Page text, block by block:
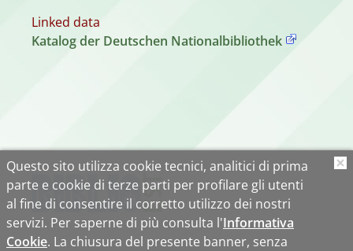
Linked data
Katalog der Deutschen Nationalbibliothek
Questo sito utilizza cookie tecnici, analitici di prima
parte e cookie di terze parti per profilare gli utenti
al fine di consentire il corretto utilizzo dei nostri
servizi. Per saperne di più consulta l'Informativa
Cookie. La chiusura del presente banner, senza